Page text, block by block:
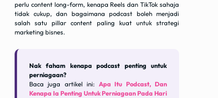
perlu content long-form, kenapa Reels dan TikTok sahaja
tidak cukup, dan bagaimana podcast boleh menjadi
salah satu pillar content paling kuat untuk strategi
marketing bisnes.
Nak faham kenapa podcast penting untuk
perniagaan?
Baca juga artikel ini:Apa Itu Podcast, Dan
Kenapa Ia Penting Untuk Perniagaan Pada Hari